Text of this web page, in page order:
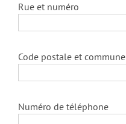
Rue et numéro
Code postale et commune
Numéro de téléphone